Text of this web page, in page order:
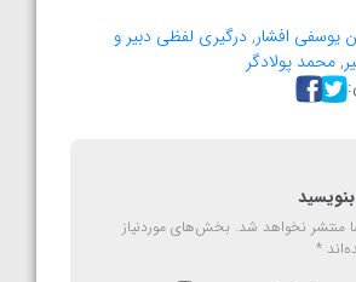
یوسفی افشار, درگیری لفظی دبیر و
,محمد پولادگر
منتشر نخواهد شد. بخش‌های موردنیاز
*